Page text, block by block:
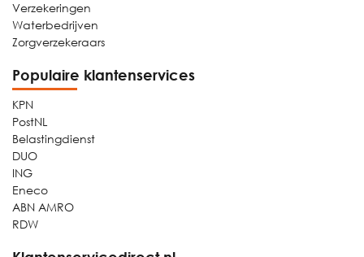
Verzekeringen
Waterbedrijven
Zorgverzekeraars
Populaire klantenservices
KPN
PostNL
Belastingdienst
DUO
ING
Eneco
ABN AMRO
RDW